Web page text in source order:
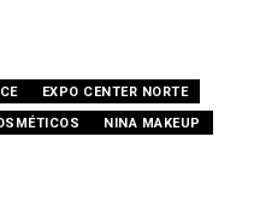
EXPO CENTER NORTE
NINA MAKEUP